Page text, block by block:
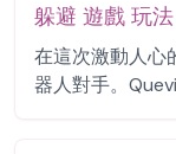
躲避 遊戲 玩法
在這次激動人心
器人對手。